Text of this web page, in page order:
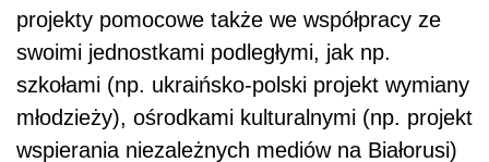
projekty pomocowe także we współpracy ze
swoimi jednostkami podległymi, jak np.
szkołami (np. ukraińsko-polski projekt wymiany
młodzieży), ośrodkami kulturalnymi (np. projekt
wspierania niezależnych mediów na Białorusi)